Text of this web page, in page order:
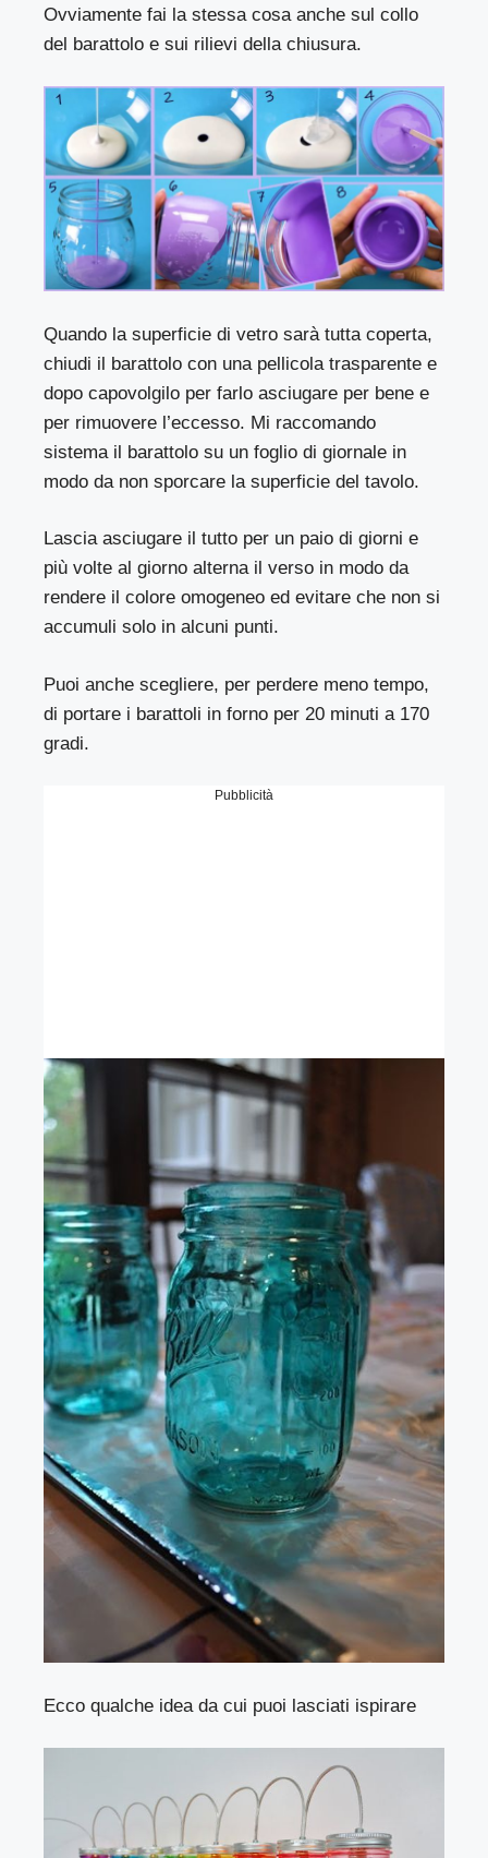
Ovviamente fai la stessa cosa anche sul collo
del barattolo e sui rilievi della chiusura.
Quando la superficie di vetro sarà tutta coperta,
chiudi il barattolo con una pellicola trasparente e
dopo capovolgilo per farlo asciugare per bene e
per rimuovere l’eccesso. Mi raccomando
sistema il barattolo su un foglio di giornale in
modo da non sporcare la superficie del tavolo.
Lascia asciugare il tutto per un paio di giorni e
più volte al giorno alterna il verso in modo da
rendere il colore omogeneo ed evitare che non si
accumuli solo in alcuni punti.
Puoi anche scegliere, per perdere meno tempo,
di portare i barattoli in forno per 20 minuti a 170
gradi.
Pubblicità
Ecco qualche idea da cui puoi lasciati ispirare